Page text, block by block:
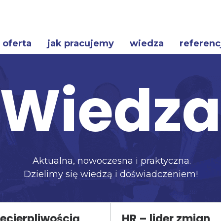
oferta jak pracujemy wiedza
Wiedza
Aktualna, nowoczesna i praktyczna.
Dzielimy się wiedzą i doświadczeniem!